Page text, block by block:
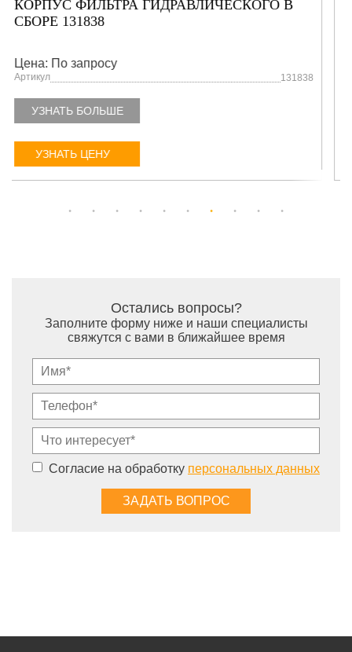
Артикул N203746
УЗНАТЬ БОЛЬШЕ
УЗНАТЬ ЦЕНУ
Остались вопросы?
Заполните форму ниже и наши специалисты
свяжутся с вами в ближайшее время
Согласие на обработку персональных данных